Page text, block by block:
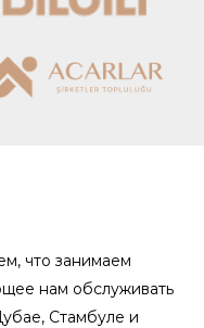
что занимаем
нам обслуживать
Стамбуле и